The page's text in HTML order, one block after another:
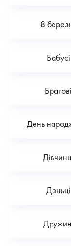
8
Бабусі
Братові
День
Доньці